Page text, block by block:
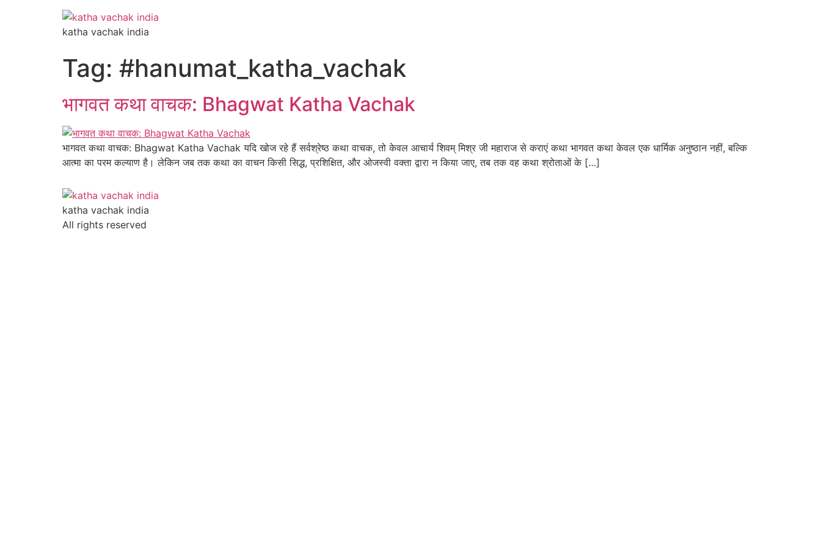
katha vachak india
Tag: #hanumat_katha_vachak
भागवत कथा वाचक: Bhagwat Katha Vachak
भागवत कथा वाचक: Bhagwat Katha Vachak यदि खोज रहे हैं सर्वश्रेष्ठ कथा वाचक, तो केवल आचार्य शिवम् मिश्र जी महाराज से कराएं कथा भागवत कथा केवल एक धार्मिक अनुष्ठान नहीं, बल्कि
आत्मा का परम कल्याण है। लेकिन जब तक कथा का वाचन किसी सिद्ध, प्रशिक्षित, और ओजस्वी वक्ता द्वारा न किया जाए, तब तक वह कथा श्रोताओं के […]
katha vachak india
All rights reserved